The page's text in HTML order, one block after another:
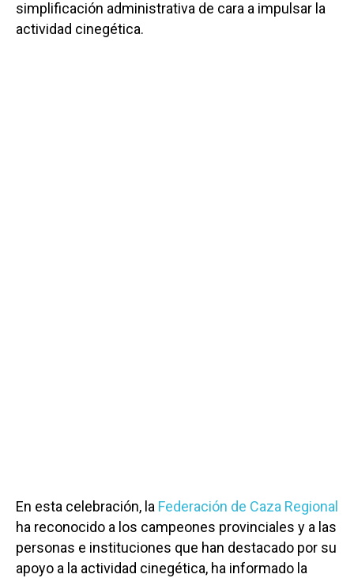
simplificación administrativa de cara a impulsar la
actividad cinegética.
En esta celebración, la Federación de Caza Regional
ha reconocido a los campeones provinciales y a las
personas e instituciones que han destacado por su
apoyo a la actividad cinegética, ha informado la